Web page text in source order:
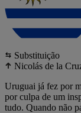
Substituição
Nicolás de la
Uruguai já fez por
por culpa de um
tudo. Quando não